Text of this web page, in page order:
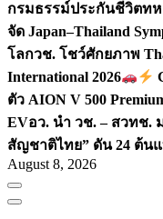
กรมธรรม์ประกันชีวิตทห
จัด Japan–Thailand
โลกวช. โชว์ศักยภาพ
International 2026
ตัว AION V 500
EVอว. นำ วช. – สวทช.
สัญชาติไทย” ดัน 24 ต้น
August 8, 2026